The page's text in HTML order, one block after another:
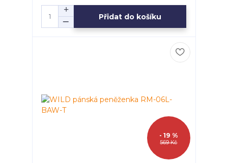
Přidat do košíku
569 Kč
- 19 %